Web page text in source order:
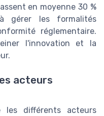
en moyenne 30 %
gérer les formalités
réglementaire.
l'innovation et la
acteurs
les différents acteurs